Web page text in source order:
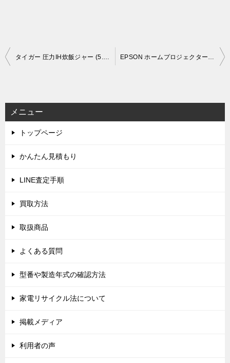
投
ビ
ゲ
ー
シ
メニュー
トップページ
かんたん見積もり
LINE査定手順
買取方法
取扱商品
よくある質問
型番や製造年式の確認方法
家電リサイクル法について
掲載メディア
利用者の声